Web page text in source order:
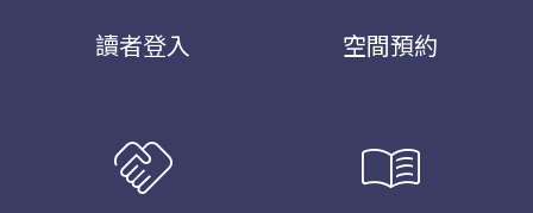
讀者登入 空間預約
handshake menu_book